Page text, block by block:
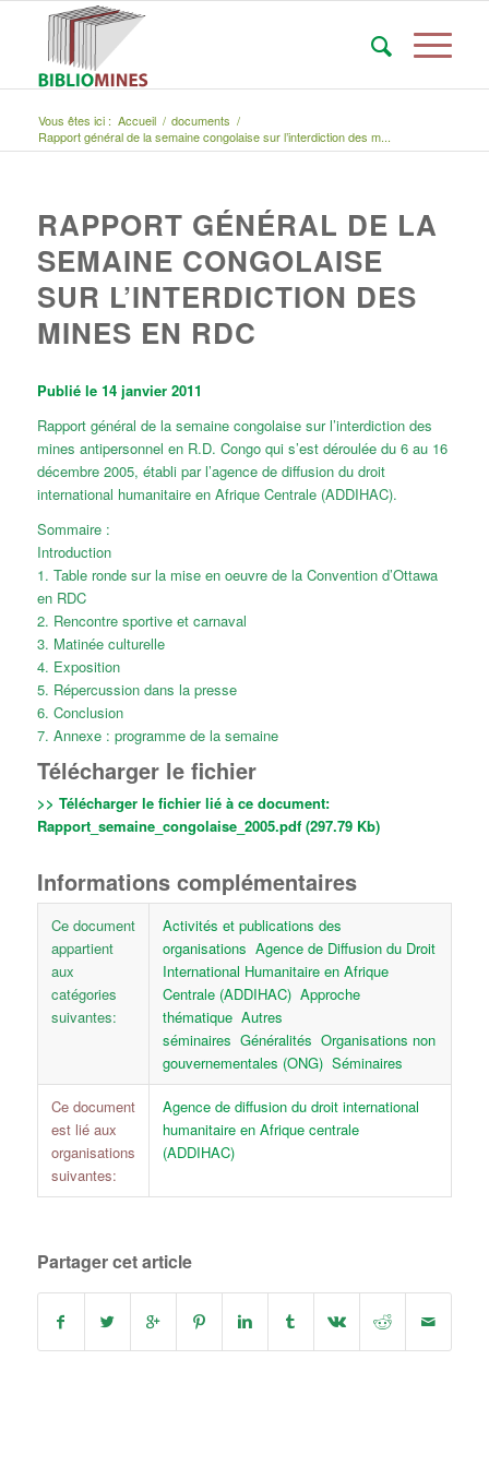
Vous êtes ici : Accueil / documents /
Rapport général de la semaine congolaise sur l’interdiction des m...
RAPPORT GÉNÉRAL DE LA
SEMAINE CONGOLAISE
SUR L’INTERDICTION DES
MINES EN RDC
Publié le 14 janvier 2011
Rapport général de la semaine congolaise sur l’interdiction des
mines antipersonnel en R.D. Congo qui s’est déroulée du 6 au 16
décembre 2005, établi par l’agence de diffusion du droit
international humanitaire en Afrique Centrale (ADDIHAC).
Sommaire :
Introduction
1. Table ronde sur la mise en oeuvre de la Convention d’Ottawa
en RDC
2. Rencontre sportive et carnaval
3. Matinée culturelle
4. Exposition
5. Répercussion dans la presse
6. Conclusion
7. Annexe : programme de la semaine
Télécharger le fichier
>> Télécharger le fichier lié à ce document:
Rapport_semaine_congolaise_2005.pdf (297.79 Kb)
Informations complémentaires
Ce document
appartient
aux
catégories
suivantes:
Activités et publications des
organisations Agence de Diffusion du Droit
International Humanitaire en Afrique
Centrale (ADDIHAC) Approche
thématique Autres
séminaires Généralités Organisations non
gouvernementales (ONG) Séminaires
Ce document
est lié aux
organisations
suivantes:
Agence de diffusion du droit international
humanitaire en Afrique centrale
(ADDIHAC)
Partager cet article